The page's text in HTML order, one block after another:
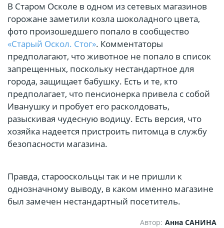
В Старом Осколе в одном из сетевых магазинов
горожане заметили козла шоколадного цвета,
фото произошедшего попало в сообщество
«Старый Оскол. Стог». Комментаторы
предполагают, что животное не попало в список
запрещенных, поскольку нестандартное для
города, защищает бабушку. Есть и те, кто
предполагает, что пенсионерка привела с собой
Иванушку и пробует его расколдовать,
разыскивая чудесную водицу. Есть версия, что
хозяйка надеется пристроить питомца в службу
безопасности магазина.
Правда, старооскольцы так и не пришли к
однозначному выводу, в каком именно магазине
был замечен нестандартный посетитель.
Автор: Анна САНИНА